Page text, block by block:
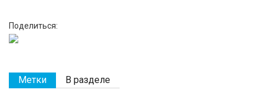
Поделиться:
Метки В разделе